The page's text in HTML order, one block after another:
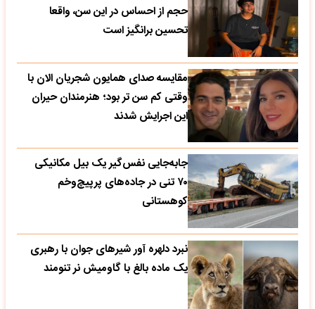
حجم از احساس در این سن، واقعا
تحسین‌ برانگیز است
مقایسه صدای همایون شجریان الان با
وقتی کم سن تر بود؛ هنرمندان حیران
این اجرایش شدند
جابه‌جایی نفس‌گیر یک بیل مکانیکی
۷۰ تنی در جاده‌های پرپیچ‌وخم
کوهستانی
نبرد دلهره آور شیرهای جوان با رهبری
یک ماده بالغ با گاومیش نر تنومند